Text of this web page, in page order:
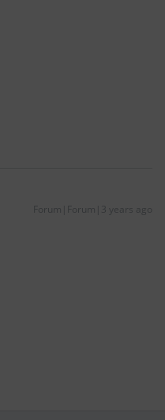
Forum|Forum|3 years ago